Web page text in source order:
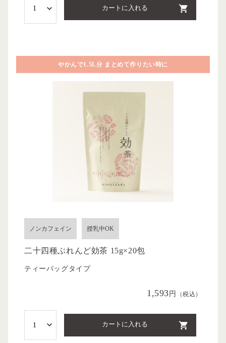
カートに入れる
やかんで1.5L分 まとめて作りたい時に
ノンカフェイン 授乳中OK
二十四種ぶれんど効茶 15g×20包
ティーバッグタイプ
1,593円 （税込）
カートに入れる